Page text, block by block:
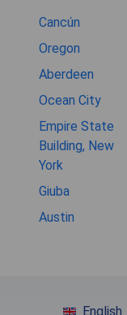
Cancún
Oregon
Aberdeen
Ocean City
Empire State
Building, New
York
Giuba
Austin
English